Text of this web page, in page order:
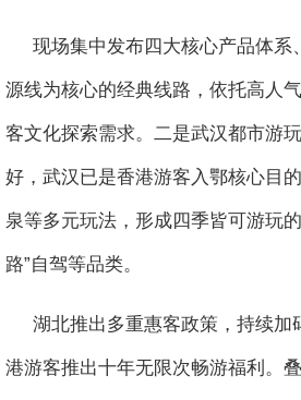
现场集中发布四大核心产品体系
源线为核心的经典线路，依托高人
客文化探索需求。二是武汉都市游
好，武汉已是香港游客入鄂核心目
泉等多元玩法，形成四季皆可游玩
路”自驾等品类。
湖北推出多重惠客政策，持续加
港游客推出十年无限次畅游福利。